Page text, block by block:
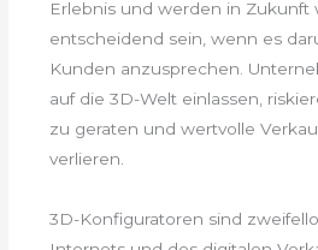
Erlebnis und werden in Zukunft
entscheidend sein, wenn es
Kunden anzusprechen.
auf die 3D-Welt einlassen,
zu geraten und wertvolle
verlieren.
3D-Konfiguratoren sind